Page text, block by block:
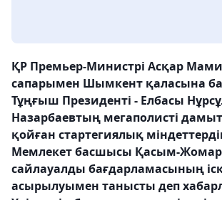
ҚР Премьер-Министрі Асқар
сапарымен Шымкент қаласына
Тұңғыш Президенті - Елбасы
Назарбаевтың мегаполисті
қойған стартегиялық
Мемлекет басшысы Қасым-
сайлауалды бағдарламасының
асырылуымен танысты деп